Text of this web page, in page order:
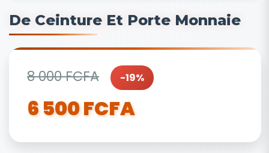
De Ceinture Et Porte Monnaie
8 000 FCFA -19%
6 500 FCFA